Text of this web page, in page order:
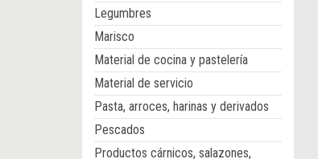
Legumbres
Marisco
Material de cocina y pastelería
Material de servicio
Pasta, arroces, harinas y derivados
Pescados
Productos cárnicos, salazones,